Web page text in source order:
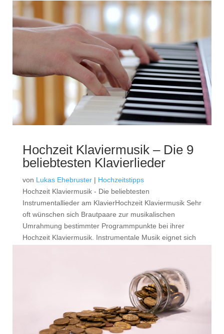
bedenken,...
Hochzeit Klaviermusik – Die 9
beliebtesten Klavierlieder
von Lukas Ehebruster| Hochzeitstipps
Hochzeit Klaviermusik - Die beliebtesten
Instrumentallieder am KlavierHochzeit Klaviermusik Sehr
oft wünschen sich Brautpaare zur musikalischen
Umrahmung bestimmter Programmpunkte bei ihrer
Hochzeit Klaviermusik. Instrumentale Musik eignet sich